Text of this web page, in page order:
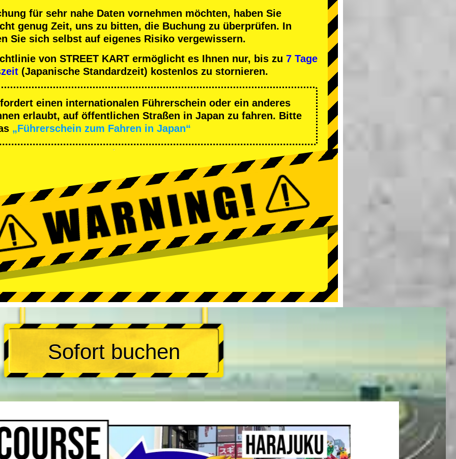
für sehr nahe Daten vornehmen möchten, haben Sie
genug Zeit, uns zu bitten, die Buchung zu überprüfen. In
Sie sich selbst auf eigenes Risiko vergewissern.
von STREET KART ermöglicht es Ihnen nur, bis zu 7 Tage
(Japanische Standardzeit) kostenlos zu stornieren.
einen internationalen Führerschein oder ein anderes
erlaubt, auf öffentlichen Straßen in Japan zu fahren. Bitte
„Führerschein zum Fahren in Japan“
Sofort buchen